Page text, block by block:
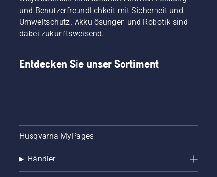
und Benutzerfreundlichkeit mit Sicherheit und
Umweltschutz. Akkulösungen und Robotik sind
dabei zukunftsweisend.
Entdecken Sie unser Sortiment
Husqvarna MyPages
Händler